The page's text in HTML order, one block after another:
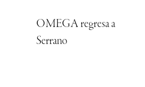
OMEGA regresa a
Serrano